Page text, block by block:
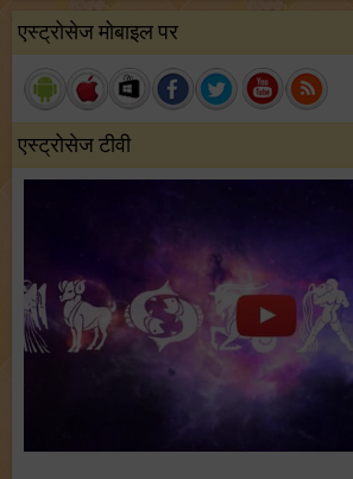
एस्ट्रोसेज मोबाइल पर
एस्ट्रोसेज टीवी